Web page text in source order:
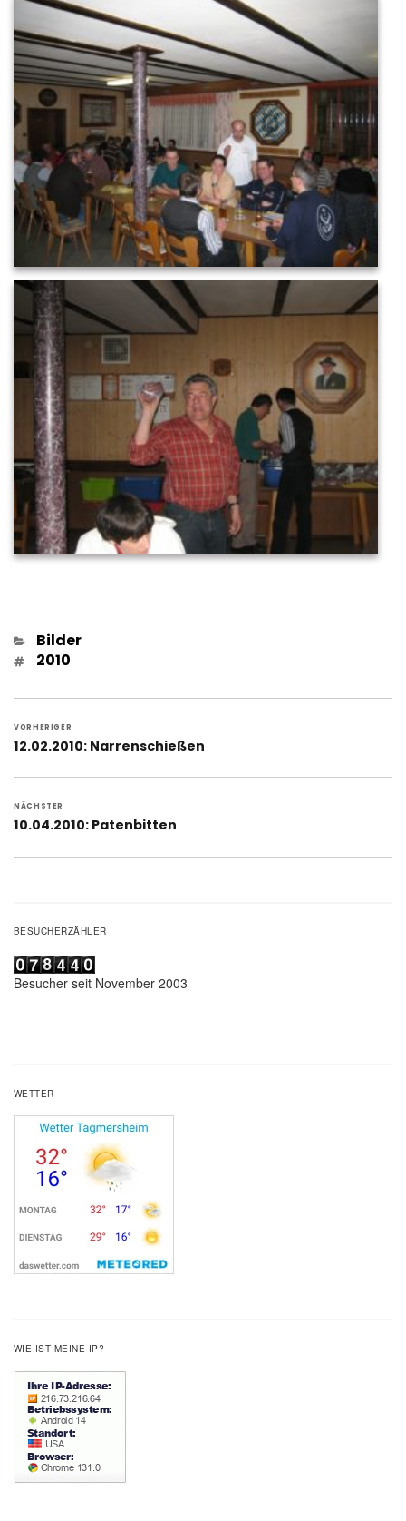
Kategorien
Bilder
Schlagwörter
2010
VORHERIGER
Vorheriger
12.02.2010: Narrenschießen
NÄCHSTER
Nächster
10.04.2010: Patenbitten
BESUCHERZÄHLER
Besucher seit November 2003
WETTER
WIE IST MEINE IP?